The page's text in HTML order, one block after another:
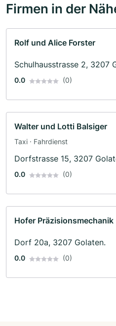
Firmen in der
Rolf und Alice Forster
Schulhausstrasse 2, 3207
0.0 (0)
Walter und Lotti Balsiger
Taxi · Fahrdienst
Dorfstrasse 15, 3207
0.0 (0)
Hofer Präzisionsmechanik
Dorf 20a, 3207 Golaten.
0.0 (0)